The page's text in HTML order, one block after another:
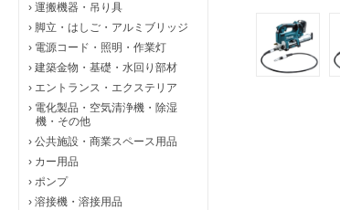
› 運搬機器・吊り具
› 脚立・はしご・アルミブリッジ
› 電源コード・照明・作業灯
› 建築金物・基礎・水回り部材
› エントランス・エクステリア
› 電化製品・空気清浄機・除湿
機・その他
› 公共施設・商業スペース用品
› カー用品
› ポンプ
› 溶接機・溶接用品